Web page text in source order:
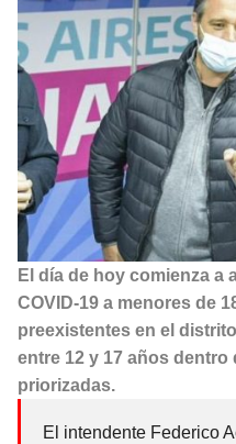
El día de hoy comienza a
COVID-19 a menores de
preexistentes en el
entre 12 y 17 años
priorizadas.
El intendente Federico